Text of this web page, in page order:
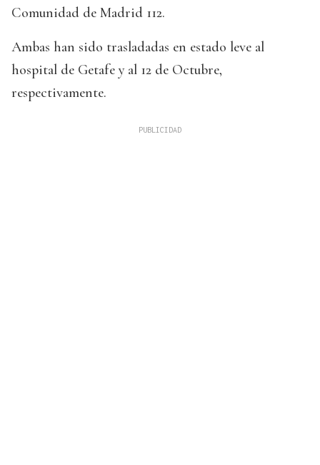
Comunidad de Madrid 112.
Ambas han sido trasladadas en estado leve al
hospital de Getafe y al 12 de Octubre,
respectivamente.